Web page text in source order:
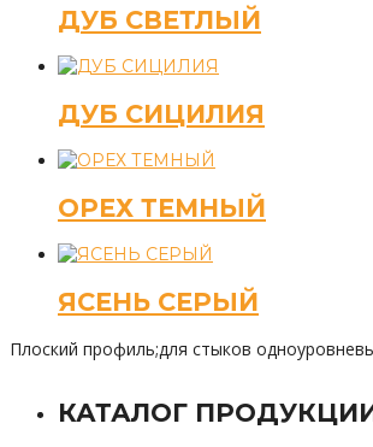
ДУБ СВЕТЛЫЙ
ДУБ СИЦИЛИЯ
ОРЕХ ТЕМНЫЙ
ЯСЕНЬ СЕРЫЙ
Плоский профиль;для стыков
КАТАЛОГ